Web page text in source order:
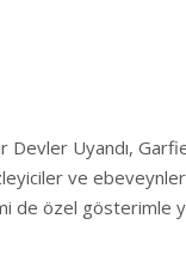
Devler Uyandı,
ve
de özel gösterimle